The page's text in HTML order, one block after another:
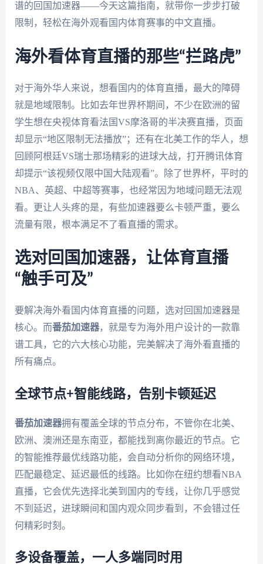
谱的回国加速器——今天这篇指南，就带你一步步打破
限制，轻松在海外观看国内体育赛事的中文直播。
海外看体育直播的那些“拦路虎”
对于海外华人来说，想看国内的体育直播，最大的障碍
就是地域限制。比如去年世界杯期间，不少在欧洲的留
学生想在央视体育看法国VS摩洛哥的半决赛直播，页面
却显示“地区限制无法播放”；还有在北美工作的华人，想
回顾阿根廷VS瑞士那场精彩的进球大战，打开腾讯体育
却提示“该视频仅限中国大陆观看”。除了世界杯，平时的
NBA、英超、中超等赛事，也经常因为地域问题无法观
看。更让人头疼的是，有些加速器要么卡顿严重，要么
流量有限，根本满足不了看直播的需求。
选对回国加速器，让体育直播
“触手可及”
要解决海外看国内体育直播的问题，选对回国加速器是
核心。而番茄加速器，就是专为海外用户设计的一款靠
谱工具，它的六大核心功能，完美解决了海外看直播的
所有痛点。
全球节点+智能线路，告别卡顿延迟
番茄加速器拥有覆盖全球的节点分布，不管你在北美、
欧洲、澳洲还是东南亚，都能找到离你最近的节点。它
的智能推荐最优线路功能，会自动分析你的网络环境，
匹配最稳定、延迟最低的线路。比如你在纽约想看NBA
直播，它会优先选择北美到国内的专线，让你几乎感觉
不到延迟，进球瞬间和国内观众同步看到，不会错过任
何精彩时刻。
多设备覆盖，一人多端同时用